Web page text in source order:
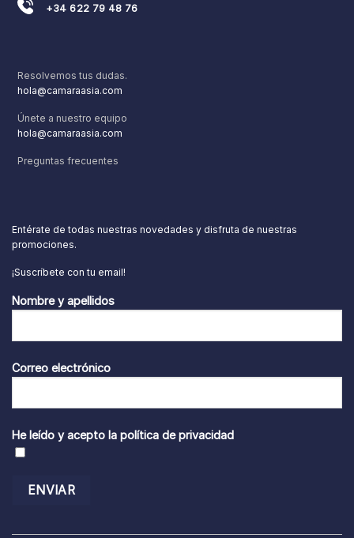
+34 622 79 48 76
Resolvemos tus dudas.
hola@camaraasia.com
Únete a nuestro equipo
hola@camaraasia.com
Preguntas frecuentes
Entérate de todas nuestras novedades y disfruta de nuestras
promociones.
¡Suscríbete con tu email!
Nombre y apellidos
Correo electrónico
He leído y acepto la política de privacidad